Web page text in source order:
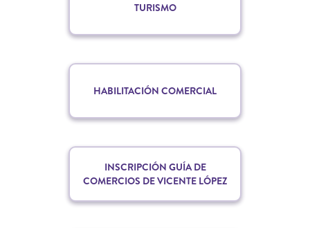
TURISMO
HABILITACIÓN COMERCIAL
INSCRIPCIÓN GUÍA DE
COMERCIOS DE VICENTE LÓPEZ